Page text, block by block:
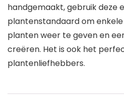
handgemaakt, gebruik deze
plantenstandaard om
planten weer te geven en
creëren. Het is ook het
plantenliefhebbers.